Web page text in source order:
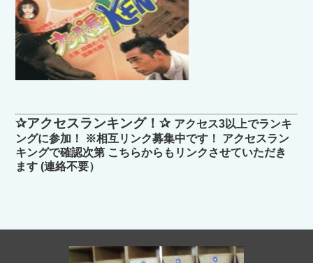
✰アクセスランキング！✰ アクセス3以上でランキ
ングに参加！ ※相互リンク募集中です！ アクセスラン
キングで確認次第 こちらからもリンクさせていただき
ます (連絡不要）